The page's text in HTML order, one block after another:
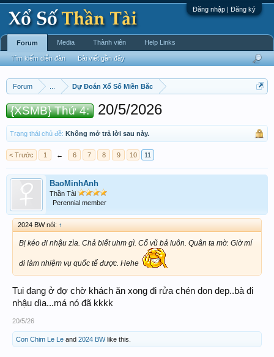
Đăng nhập | Đăng ký
Forum Dự Đoán Xổ Số Miền Bắc
{XSMB} Thứ 4: 20/5/2026
Trạng thái chủ đề: Không mở trả lời sau này.
< Trước 1 ← 6 7 8 9 10 11
BaoMinhAnh
Thần Tài
Perennial member
2024 BW nói: ↑
Bị kéo đi nhậu zìa. Chả biết uhm gì. Cổ vũ bả luôn. Quân ta mờ. Giờ mí
đi làm nhiệm vụ quốc tế được. Hehe
Tui đang ở đợ chờ khách ăn xong đi rửa chén don dep..bà đi
nhậu dìa...má nó đã kkkk
20/5/26
Con Chim Le Le and 2024 BWlike this.
Forum
Tìm kiếm diễn đàn Bài viết gần đây
Media Thành viên Help Links